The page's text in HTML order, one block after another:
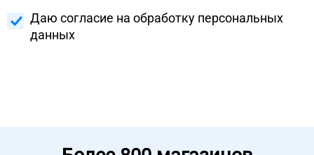
Даю согласие на обработку персональных
данных